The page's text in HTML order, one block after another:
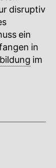
disruptiv
ein
in
im